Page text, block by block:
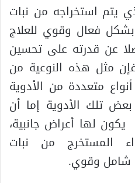
يتم استخراجه من نبات
فعال وقوي للعلاج
عن قدرته على تحسين
مثل هذه النوعية من
متعددة من الأدوية
تلك الأدوية إما أن
لها أعراض جانبية،
المستخرج من نبات
شامل وقوي.